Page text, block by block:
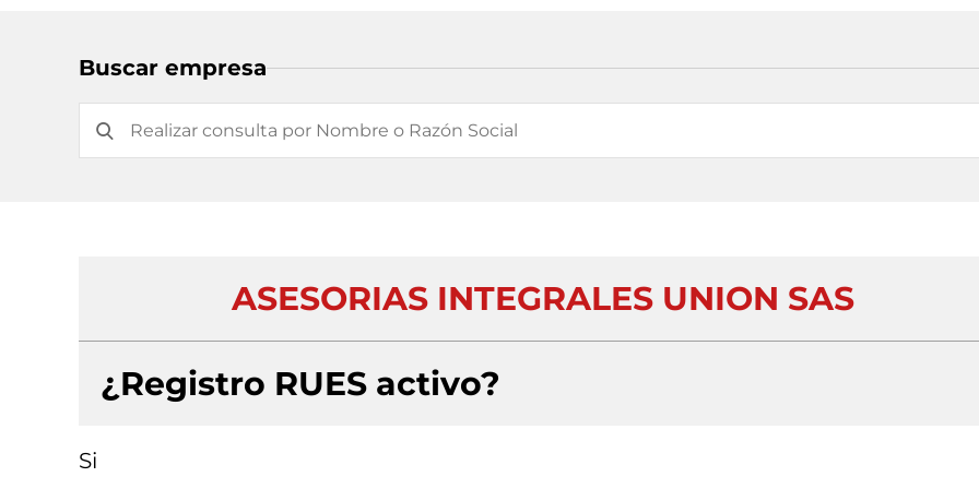
Buscar empresa
ASESORIAS INTEGRALES UNION SAS
¿Registro RUES activo?
Si